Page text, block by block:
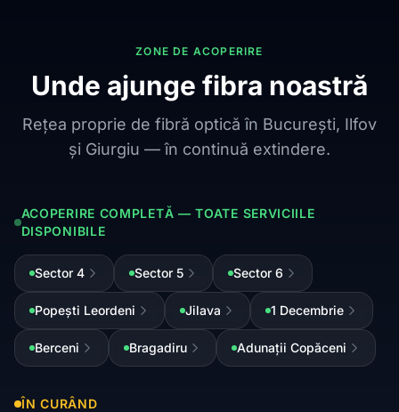
ZONE DE ACOPERIRE
Unde ajunge fibra noastră
Rețea proprie de fibră optică în București, Ilfov
și Giurgiu — în continuă extindere.
ACOPERIRE COMPLETĂ — TOATE SERVICIILE
DISPONIBILE
Sector 4 Sector 5 Sector 6
Popești Leordeni Jilava 1 Decembrie
Berceni Bragadiru Adunații Copăceni
ÎN CURÂND